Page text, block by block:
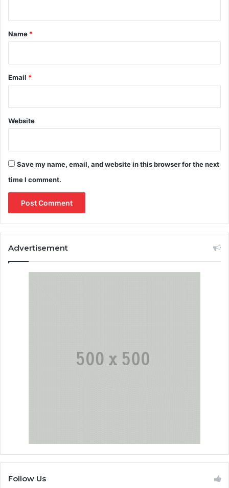
*
Name *
Email *
Website
Save my name, email, and website in this browser for the next
time I comment.
Advertisement
Follow Us